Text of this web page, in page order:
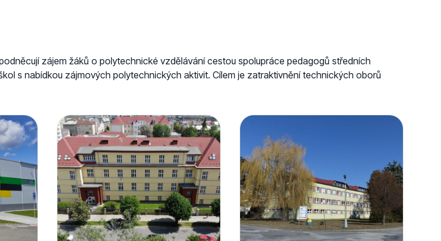
zájem žáků o polytechnické vzdělávání cestou spolupráce pedagogů středních
s nabídkou zájmových polytechnických aktivit. Cílem je zatraktivnění technických oborů